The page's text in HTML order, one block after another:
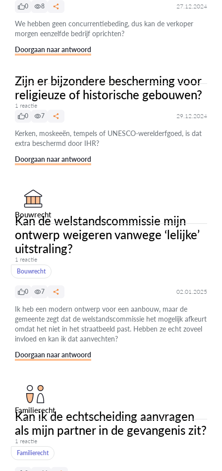
0
8 27.12.2024
We hebben geen concurrentiebeding, dus kan de verkoper
morgen eenzelfde bedrijf oprichten?
Doorgaan naar antwoord
Zijn er bijzondere bescherming voor
religieuze of historische gebouwen?
1 reactie
0
7 29.12.2024
Kerken, moskeeën, tempels of UNESCO-werelderfgoed, is dat
extra beschermd door IHR?
Doorgaan naar antwoord
Bouwrecht
Kan de welstandscommissie mijn
ontwerp weigeren vanwege ‘lelijke’
uitstraling?
1 reactie
Bouwrecht
0 7 02.01.2025
Ik heb een modern ontwerp voor een aanbouw, maar de
gemeente zegt dat de welstandscommissie het mogelijk afkeurt
omdat het niet in het straatbeeld past. Hebben ze echt zoveel
invloed en kan ik dat aanvechten?
Doorgaan naar antwoord
Familierecht
Kan ik de echtscheiding aanvragen
als mijn partner in de gevangenis zit?
1 reactie
Familierecht